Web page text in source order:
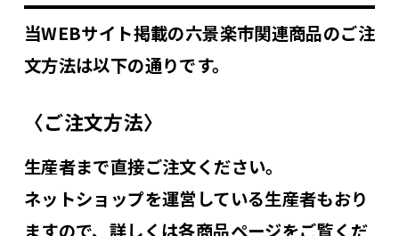
当WEBサイト掲載の六景楽市関連商品のご注
文方法は以下の通りです。
〈ご注文方法〉
生産者まで直接ご注文ください。
ネットショップを運営している生産者もおり
ますので、詳しくは各商品ページをご覧くだ